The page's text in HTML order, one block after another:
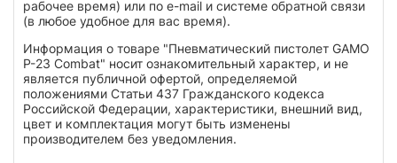
рабочее время) или по e-mail и системе обратной связи
(в любое удобное для вас время).
Информация о товаре "Пневматический пистолет GAMO
P-23 Combat" носит ознакомительный характер, и не
является публичной офертой, определяемой
положениями Статьи 437 Гражданского кодекса
Российской Федерации, характеристики, внешний вид,
цвет и комплектация могут быть изменены
производителем без уведомления.